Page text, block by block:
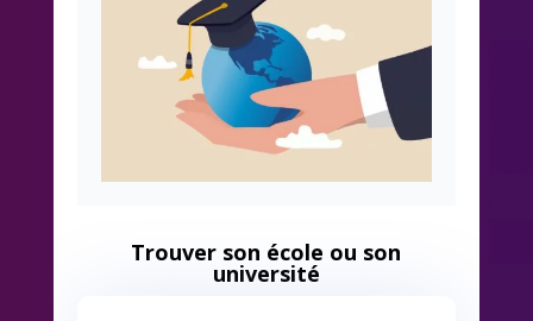
Trouver son école ou son
université